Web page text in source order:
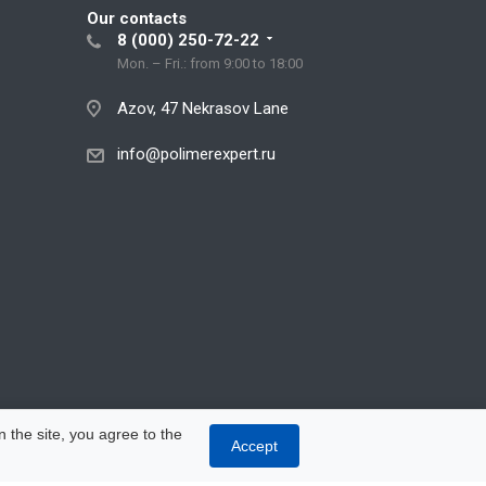
Our contacts
8 (000) 250-72-22
Mon. – Fri.: from 9:00 to 18:00
Azov, 47 Nekrasov Lane
info@polimerexpert.ru
the site, you agree to the
Accept